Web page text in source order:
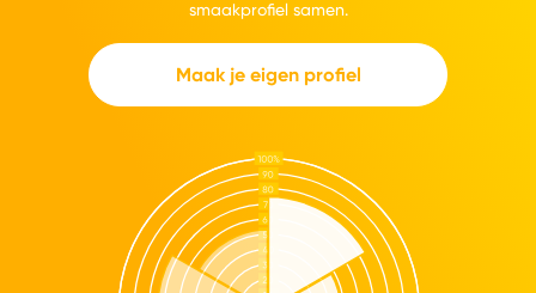
smaakprofiel samen.
Maak je eigen profiel